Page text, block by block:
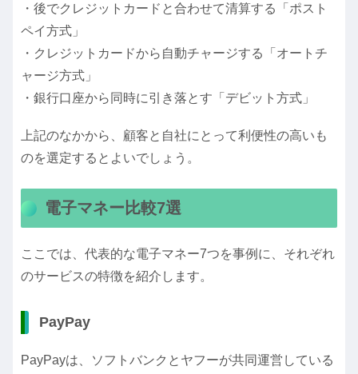
・後でクレジットカードと合わせて清算する「ポスト
ペイ方式」
・クレジットカードから自動チャージする「オートチ
ャージ方式」
・銀行口座から同時に引き落とす「デビット方式」
上記のなかから、顧客と自社にとって利便性の高いも
のを選定するとよいでしょう。
電子マネー比較7選
ここでは、代表的な電子マネー7つを事例に、それぞれ
のサービスの特徴を紹介します。
PayPay
PayPayは、ソフトバンクとヤフーが共同運営している